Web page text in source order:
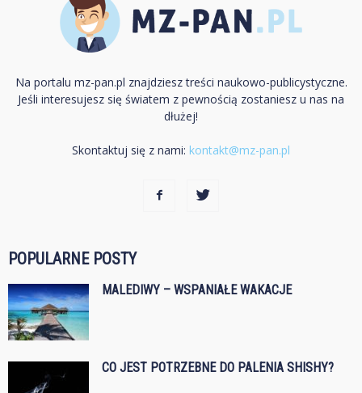
Na portalu mz-pan.pl znajdziesz treści naukowo-publicystyczne.
Jeśli interesujesz się światem z pewnością zostaniesz u nas na
dłużej!
Skontaktuj się z nami: kontakt@mz-pan.pl
POPULARNE POSTY
MALEDIWY – WSPANIAŁE WAKACJE
CO JEST POTRZEBNE DO PALENIA SHISHY?